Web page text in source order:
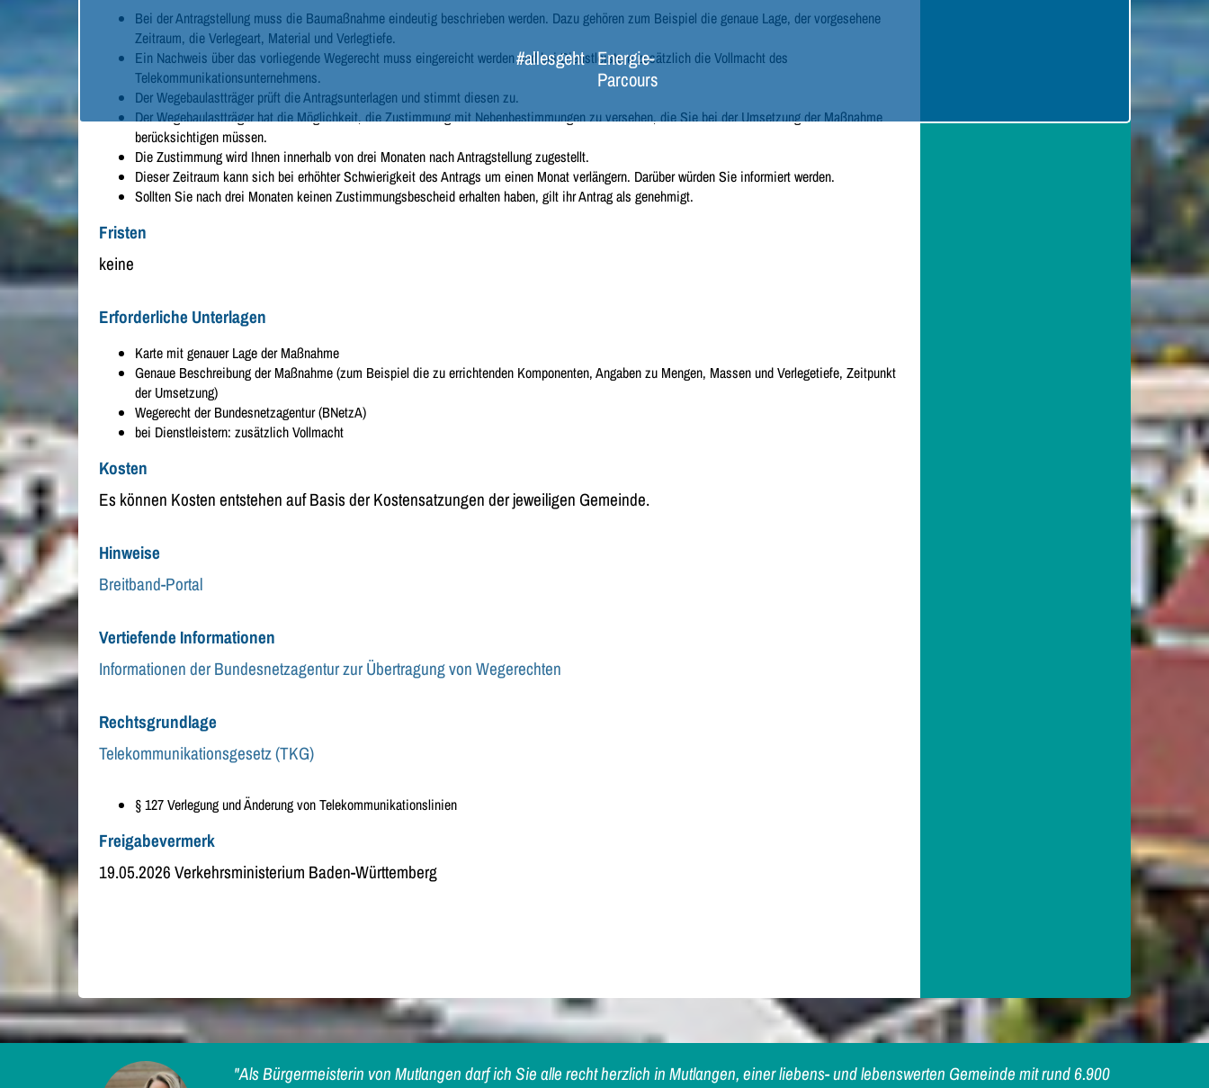
#allesgeht Energie-
Parcours
Bei der Antragstellung muss die Baumaßnahme eindeutig beschrieben werden. Dazu gehören zum Beispiel die genaue Lage, der vorgesehene
Zeitraum, die Verlegeart, Material und Verlegtiefe.
Ein Nachweis über das vorliegende Wegerecht muss eingereicht werden und bei Dienstleistern zusätzlich die Vollmacht des
Telekommunikationsunternehmens.
Der Wegebaulastträger prüft die Antragsunterlagen und stimmt diesen zu.
Der Wegebaulastträger hat die Möglichkeit, die Zustimmung mit Nebenbestimmungen zu versehen, die Sie bei der Umsetzung der Maßnahme
berücksichtigen müssen.
Die Zustimmung wird Ihnen innerhalb von drei Monaten nach Antragstellung zugestellt.
Dieser Zeitraum kann sich bei erhöhter Schwierigkeit des Antrags um einen Monat verlängern. Darüber würden Sie informiert werden.
Sollten Sie nach drei Monaten keinen Zustimmungsbescheid erhalten haben, gilt ihr Antrag als genehmigt.
Fristen
keine
Erforderliche Unterlagen
Karte mit genauer Lage der Maßnahme
Genaue Beschreibung der Maßnahme (zum Beispiel die zu errichtenden Komponenten, Angaben zu Mengen, Massen und Verlegetiefe, Zeitpunkt
der Umsetzung)
Wegerecht der Bundesnetzagentur (BNetzA)
bei Dienstleistern: zusätzlich Vollmacht
Kosten
Es können Kosten entstehen auf Basis der Kostensatzungen der jeweiligen Gemeinde.
Hinweise
Breitband-Portal
Vertiefende Informationen
Informationen der Bundesnetzagentur zur Übertragung von Wegerechten
Rechtsgrundlage
Telekommunikationsgesetz (TKG)
§ 127 Verlegung und Änderung von Telekommunikationslinien
Freigabevermerk
19.05.2026 Verkehrsministerium Baden-Württemberg
"Als Bürgermeisterin von Mutlangen darf ich Sie alle recht herzlich in Mutlangen, einer liebens- und lebenswerten Gemeinde mit rund 6.900